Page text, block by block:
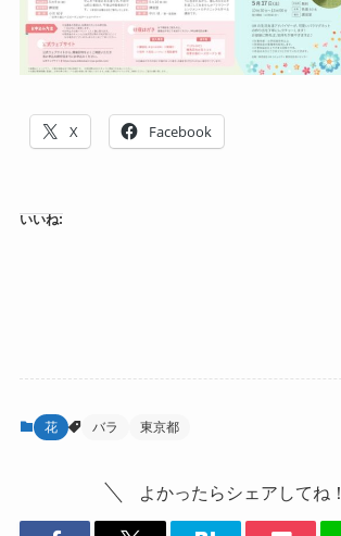
X Facebook
いいね:
花 バラ 東京都
よかったらシェアしてね！